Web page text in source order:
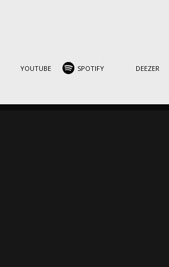
YOUTUBE SPOTIFY DEEZER
Época 1982